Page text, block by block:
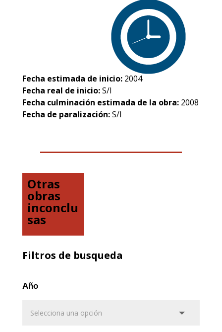
Fecha estimada de inicio: 2004
Fecha real de inicio:S/I
Fecha culminación estimada de la obra: 2008
Fecha de paralización:S/I
Otras
obras
inconclu
sas
Filtros de busqueda
Año